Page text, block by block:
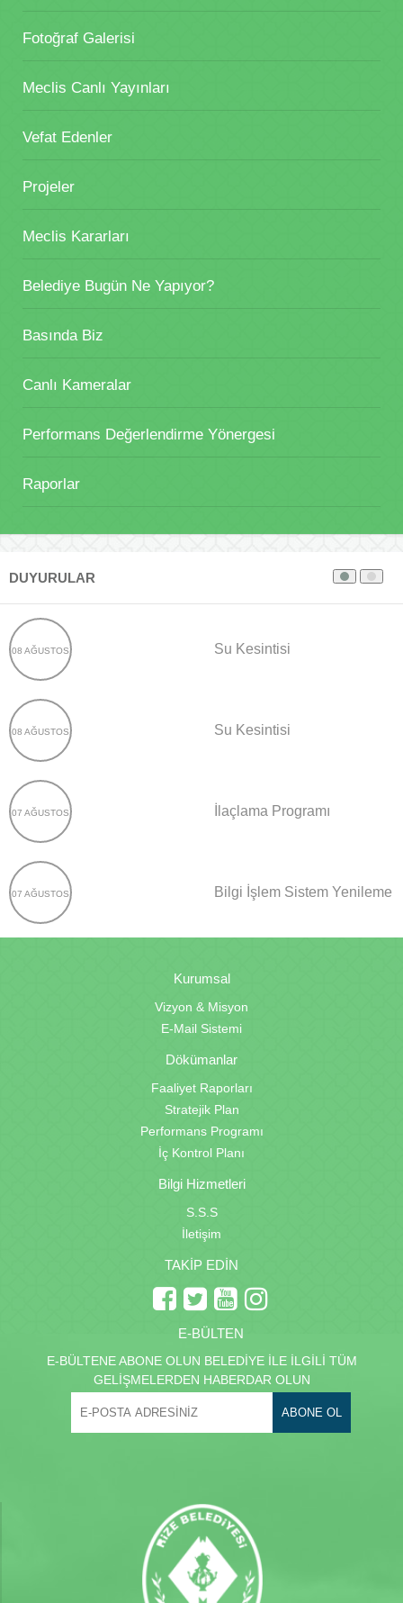
Fotoğraf Galerisi
Meclis Canlı Yayınları
Vefat Edenler
Projeler
Meclis Kararları
Belediye Bugün Ne Yapıyor?
Basında Biz
Canlı Kameralar
Performans Değerlendirme Yönergesi
Raporlar
DUYURULAR
08 AĞUSTOS Su Kesintisi
08 AĞUSTOS Su Kesintisi
07 AĞUSTOS İlaçlama Programı
07 AĞUSTOS Bilgi İşlem Sistem Yenileme
Kurumsal
Vizyon & Misyon
E-Mail Sistemi
Dökümanlar
Faaliyet Raporları
Stratejik Plan
Performans Programı
İç Kontrol Planı
Bilgi Hizmetleri
S.S.S
İletişim
TAKİP EDİN
E-BÜLTEN
E-BÜLTENE ABONE OLUN BELEDİYE İLE İLGİLİ TÜM
GELİŞMELERDEN HABERDAR OLUN